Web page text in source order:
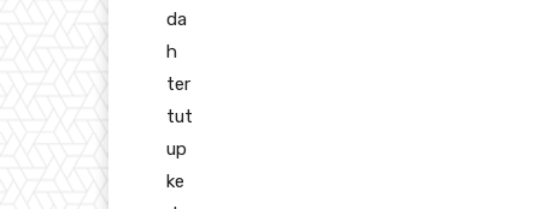
da
h
ter
tut
up
ke